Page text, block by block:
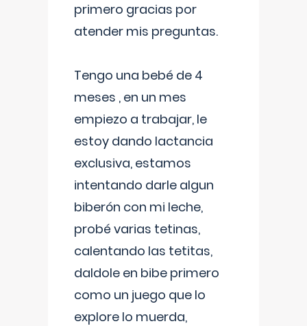
primero gracias por
atender mis preguntas.
Tengo una bebé de 4
meses , en un mes
empiezo a trabajar, le
estoy dando lactancia
exclusiva, estamos
intentando darle algun
biberón con mi leche,
probé varias tetinas,
calentando las tetitas,
daldole en bibe primero
como un juego que lo
explore lo muerda,